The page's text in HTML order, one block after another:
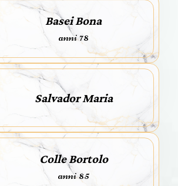
Basei Bona
anni 78
Salvador Maria
Colle Bortolo
anni 85